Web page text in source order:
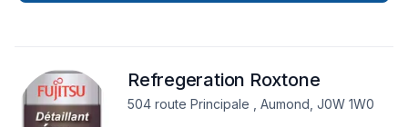
Refregeration Roxtone
504 route Principale , Aumond, J0W 1W0